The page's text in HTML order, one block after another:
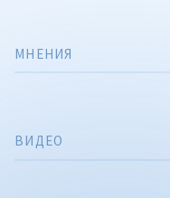
МНЕНИЯ
ВИДЕО